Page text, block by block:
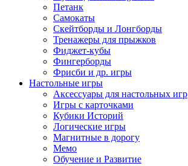
Петанк
Самокаты
Скейтборды и Лонгборды
Тренажеры для прыжков
Фиджет-кубы
Фингерборды
Фрисби и др. игры
Настольные игры
Аксессуары для настольных игр
Игры с карточками
Кубики Историй
Логические игры
Магнитные в дорогу
Мемо
Обучение и Развитие